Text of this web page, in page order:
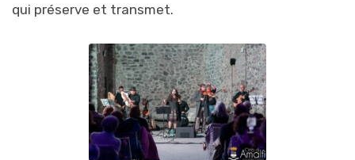
qui préserve et transmet.